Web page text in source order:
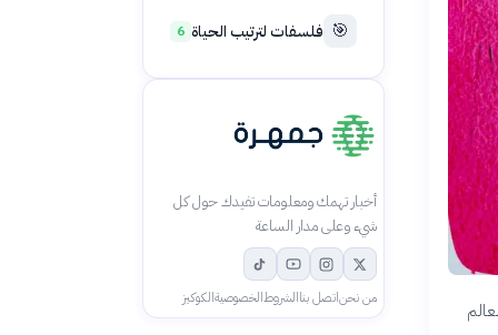
🎯 فلسفات لترتيب الحياة 6
أخبار تهمك ومعلومات تفيدك حول كل
شيء وعلى مدار الساعة
من نحناتصل بناالشروطالخصوصيةالكوكيز